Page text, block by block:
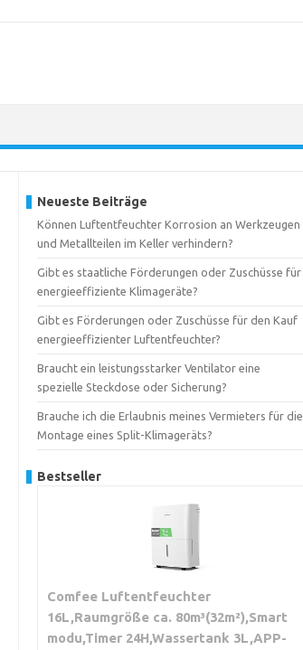
Neueste Beiträge
Können Luftentfeuchter Korrosion an Werkzeugen
und Metallteilen im Keller verhindern?
Gibt es staatliche Förderungen oder Zuschüsse für
energieeffiziente Klimageräte?
Gibt es Förderungen oder Zuschüsse für den Kauf
energieeffizienter Luftentfeuchter?
Braucht ein leistungsstarker Ventilator eine
spezielle Steckdose oder Sicherung?
Brauche ich die Erlaubnis meines Vermieters für die
Montage eines Split-Klimageräts?
Bestseller
Comfee Luftentfeuchter
16L,Raumgröße ca. 80m³(32m²),Smart
modu,Timer 24H,Wassertank 3L,APP-